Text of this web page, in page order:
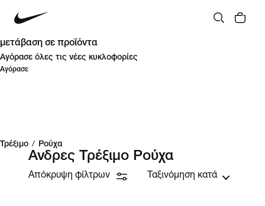
μετάβαση σε προϊόντα
Αγόρασε όλες τις νέες κυκλοφορίες
Αγόρασε
Τρέξιμο / Ρούχα
Ανδρες Τρέξιμο Ρούχα
Απόκρυψη φίλτρων Ταξινόμηση κατά